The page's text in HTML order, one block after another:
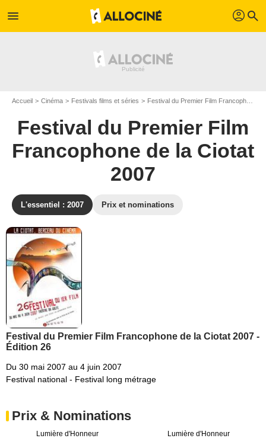
menu profil search
Accueil Cinéma Festivals films et séries Festival du Premier Film Francophone de la Ciotat
Festival du Premier Film
Francophone de la Ciotat
2007
L'essentiel : 2007 Prix et nominations
Festival du Premier Film Francophone de la Ciotat 2007 -
Édition 26
Du 30 mai 2007 au 4 juin 2007
Festival national - Festival long métrage
Prix & Nominations
Lumière d'Honneur Lumière d'Honneur